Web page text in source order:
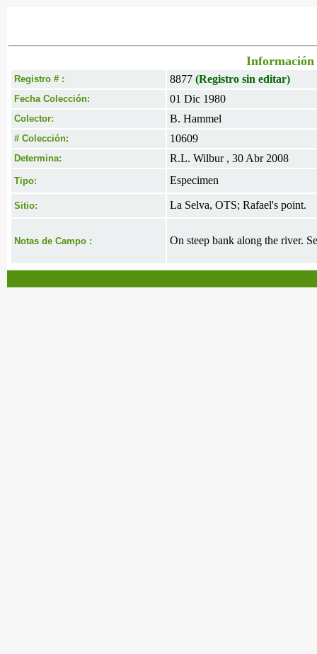
Información
Registro # : 8877 (Registro sin editar)
Fecha Colección: 01 Dic 1980
Colector: B. Hammel
# Colección: 10609
Determina: R.L. Wilbur , 30 Abr 2008
Tipo: Especimen
Sitio: La Selva, OTS; Rafael's point.
Notas de Campo : On steep bank along the river.